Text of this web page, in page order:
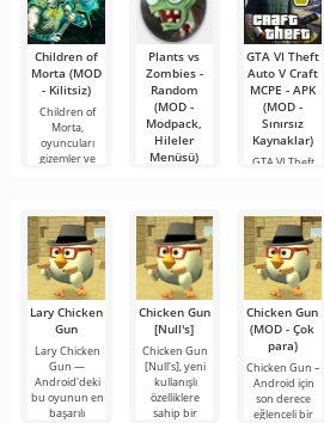
Children of
Morta (MOD
- Kilitsiz)
Children of
Morta,
oyuncuları
gizemler ve
Plants vs
Zombies -
Random
(MOD -
Modpack,
Hileler
Menüsü)
versiyonun
tüm
GTA VI Theft
Auto V Craft
MCPE - APK
(MOD -
Sınırsız
Kaynaklar)
GTA VI Theft
Lary Chicken
Gun
Lary Chicken
Gun —
Android'deki
bu oyunun en
başarılı
Chicken Gun
[Null's]
Chicken Gun
[Null's], yeni
kullanışlı
özelliklere
sahip bir
Chicken Gun
(MOD - Çok
para)
Chicken Gun –
Android için
son derece
eğlenceli bir